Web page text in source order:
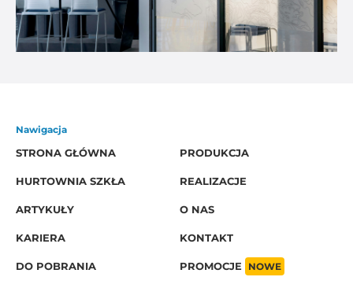
Nawigacja
STRONA GŁÓWNA
PRODUKCJA
HURTOWNIA SZKŁA REALIZACJE
ARTYKUŁY O NAS
KARIERA KONTAKT
DO POBRANIA PROMOCJE NOWE